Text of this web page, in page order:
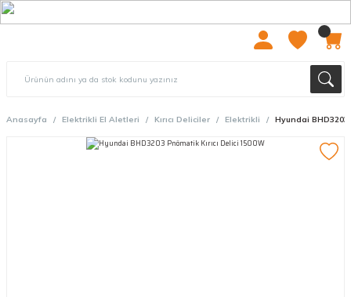
Anasayfa Elektrikli El Aletleri Kırıcı Deliciler Elektrikli Hyundai BHD3203